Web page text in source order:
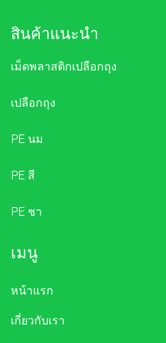
สินค้าแนะนำ
เม็ดพลาสติกเปลือกถุง
เปลือกถุง
PE นม
PE สี
PE ชา
เมนู
หน้าแรก
เกี่ยวกับเรา